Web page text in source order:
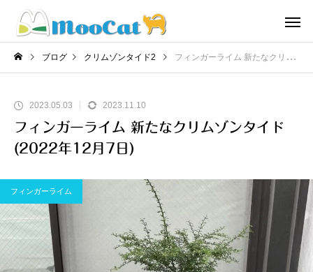
ブログ クリムゾンタイド2 フィンガーライム 新たなクリムゾンタイド(2022年12月7日)
2023.05.03 2023.11.10
フィンガーライム 新たなクリムゾンタイド
(2022年12月7日)
フィンガーライム